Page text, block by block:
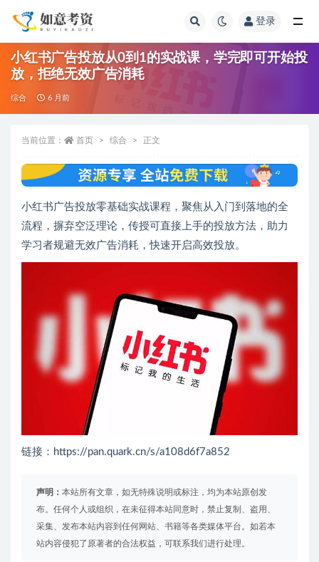
登录
小红书广告投放从0到1的实战课，学完即可开始投
放，拒绝无效广告消耗
综合 6 月前
当前位置： 首页 综合 正文
小红书广告投放零基础实战课程，聚焦从入门到落地的全
流程，摒弃空泛理论，传授可直接上手的投放方法，助力
学习者规避无效广告消耗，快速开启高效投放。
链接：https://pan.quark.cn/s/a108d6f7a852
声明： 本站所有文章，如无特殊说明或标注，均为本站原创发
布。任何个人或组织，在未征得本站同意时，禁止复制、盗用、
采集、发布本站内容到任何网站、书籍等各类媒体平台。如若本
站内容侵犯了原著者的合法权益，可联系我们进行处理。